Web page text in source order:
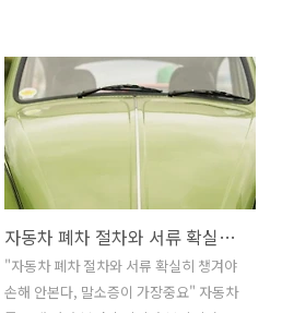
생각 때문이다. 실제로 사회 초년생이나
미혼 청년의 경우 무주택 기간이 짧고 부
양가족도 없기 때문에 가점제 위주의 민
영주택 청약에서는 경쟁이 되지 않는 것
이 현실이다. 이런 상황에서 청약통장이
과연 의미가 있는지, 단순히 형식적인 금
융상품에 불과한 것은 아닌지 궁금해하는
사람이 많다. 결론부터 말하면 청년에게
도 청약통장은 여전히 필요하다. 다만 당
첨을 당장 기대하기보다는 중장기적인 주
자동차 폐차 절차와 서류 확실히 챙겨야 손해 안본다, 말소증이 가장중요
"자동차 폐차 절차와 서류 확실히 챙겨야
손해 안본다, 말소증이 가장중요" 자동차